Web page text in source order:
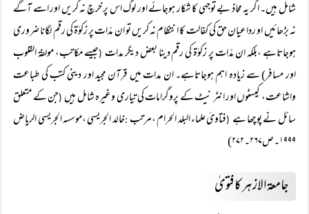
شامل ہیں۔ اگر یہ محاذ بے توجہی کا شکار ہوجائے اور لوگ اس پر خرچ نہ کریں اور اسے آگے
نہ بڑھائیں او رداعیان حق کی کفالت کا انتظام نہ کریں تو ان مدّات پر زکوٰۃ کی رقم لگانا ضروری
ہوجاتاہے ،بلکہ ان مدّات پر زکوٰۃ کی رقم دینا بعض دیگر مدات (جیسے مکاتب، مولفۃ القلوب
اور مسافر) سے زیادہ اہم ہوجاتاہے۔ ان مدات میں قرآن مجید اور دینی کتب کی طباعت
واشاعت، کیسٹوں اور انٹر نیٹ کے پروگرامات کی تیاری وغیرہ شامل ہیں (جن کے متعلق
سائل نے پوچھا ہے (فتاویٰ علماء البلد الحرام ،مرتب :خالد الجریسی ،موسسہ الجریسی الریاض
۱۹۹۹۔ص۲۶۷۔۲۷۲)
جامعۃ الازہر کا فتویٰ